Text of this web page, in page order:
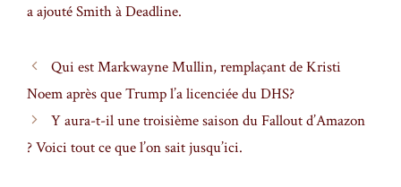
a ajouté Smith à Deadline.
Qui est Markwayne Mullin, remplaçant de Kristi
Noem après que Trump l’a licenciée du DHS?
Y aura-t-il une troisième saison du Fallout d’Amazon
? Voici tout ce que l’on sait jusqu’ici.